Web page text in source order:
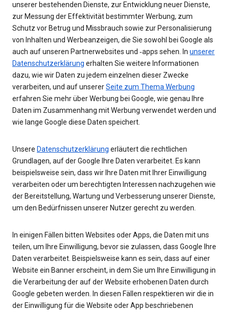
unserer bestehenden Dienste, zur Entwicklung neuer Dienste,
zur Messung der Effektivität bestimmter Werbung, zum
Schutz vor Betrug und Missbrauch sowie zur Personalisierung
von Inhalten und Werbeanzeigen, die Sie sowohl bei Google als
auch auf unseren Partnerwebsites und ‑apps sehen. In unserer
Datenschutzerklärung erhalten Sie weitere Informationen
dazu, wie wir Daten zu jedem einzelnen dieser Zwecke
verarbeiten, und auf unsererSeite zum Thema Werbung
erfahren Sie mehr über Werbung bei Google, wie genau Ihre
Daten im Zusammenhang mit Werbung verwendet werden und
wie lange Google diese Daten speichert.
Unsere Datenschutzerklärung erläutert die rechtlichen
Grundlagen, auf der Google Ihre Daten verarbeitet. Es kann
beispielsweise sein, dass wir Ihre Daten mit Ihrer Einwilligung
verarbeiten oder um berechtigten Interessen nachzugehen wie
der Bereitstellung, Wartung und Verbesserung unserer Dienste,
um den Bedürfnissen unserer Nutzer gerecht zu werden.
In einigen Fällen bitten Websites oder Apps, die Daten mit uns
teilen, um Ihre Einwilligung, bevor sie zulassen, dass Google Ihre
Daten verarbeitet. Beispielsweise kann es sein, dass auf einer
Website ein Banner erscheint, in dem Sie um Ihre Einwilligung in
die Verarbeitung der auf der Website erhobenen Daten durch
Google gebeten werden. In diesen Fällen respektieren wir die in
der Einwilligung für die Website oder App beschriebenen